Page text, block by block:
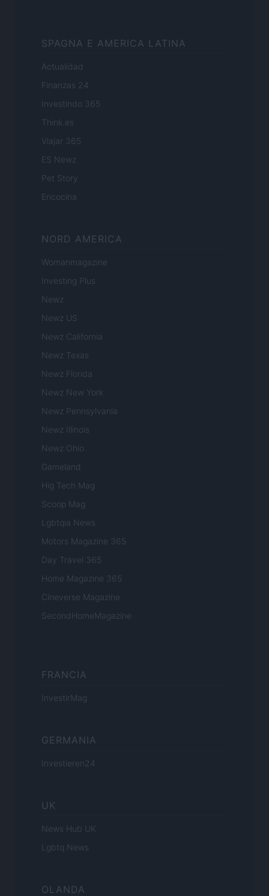
SPAGNA E AMERICA LATINA
Actualidad
Finanzas 24
Investindo 365
Think.es
Viajar 365
ES Newz
Pet Story
Encocina
NORD AMERICA
Womanmagazine
Investing Plus
Newz
Newz US
Newz California
Newz Texas
Newz Florida
Newz New York
Newz Pennsylvania
Newz Illinois
Newz Ohio
Gameland
Hig Tech Mag
Scoop Mag
Lgbtqia News
Motors Magazine 365
Day Travel 365
Home Magazine 365
Cineverse Magazine
SecondHomeMagazine
FRANCIA
InvestirMag
GERMANIA
Investieren24
UK
News Hub UK
Lgbtq News
OLANDA